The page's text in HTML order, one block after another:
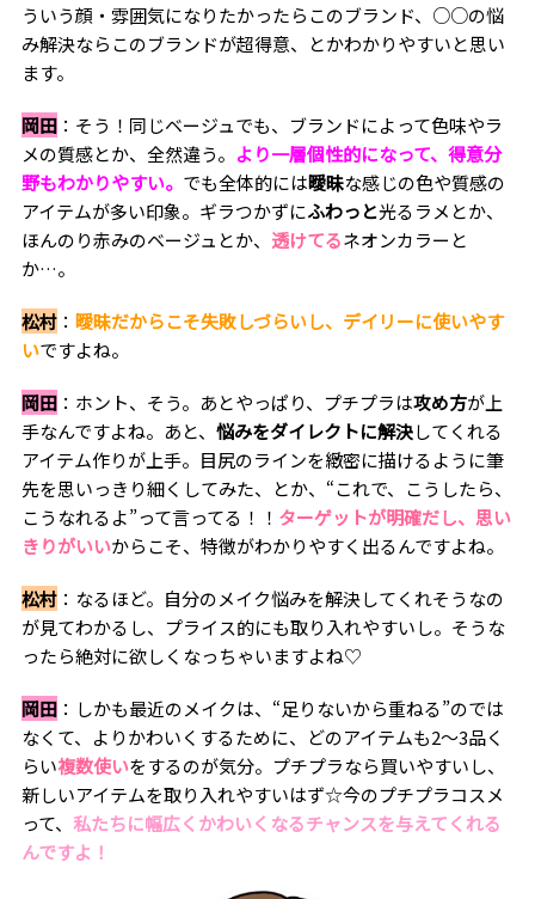
ういう顔・雰囲気になりたかったらこのブランド、○○の悩
み解決ならこのブランドが超得意、とかわかりやすいと思い
ます。
岡田：そう！同じベージュでも、ブランドによって色味やラ
メの質感とか、全然違う。 より一層個性的になって、 得意分
野もわかりやすい。 でも全体的には曖昧な感じの色や質感の
アイテムが多い印象。ギラつかずにふわっと光るラメとか、
ほんのり赤みのベージュとか、 透けてるネオンカラーと
か…。
松村： 曖昧だからこそ失敗しづらいし、デイリーに使いやす
いですよね。
岡田：ホント、そう。あとやっぱり、プチプラは攻め方が上
手なんですよね。あと、 悩みをダイレクトに解決してくれる
アイテム作りが上手。目尻のラインを緻密に描けるように筆
先を思いっきり細くしてみた、とか、“これで、こうしたら、
こうなれるよ”って言ってる！！ ターゲットが明確だし、思い
きりがいいからこそ、特徴がわかりやすく出るんですよね。
松村：なるほど。自分のメイク悩みを解決してくれそうなの
が見てわかるし、プライス的にも取り入れやすいし。そうな
ったら絶対に欲しくなっちゃいますよね♡
岡田：しかも最近のメイクは、“足りないから重ねる”のでは
なくて、よりかわいくするために、どのアイテムも2～3品く
らい複数使いをするのが気分。プチプラなら買いやすいし、
新しいアイテムを取り入れやすいはず☆今のプチプラコスメ
って、 私たちに幅広くかわいくなるチャンスを与えてくれる
んですよ！